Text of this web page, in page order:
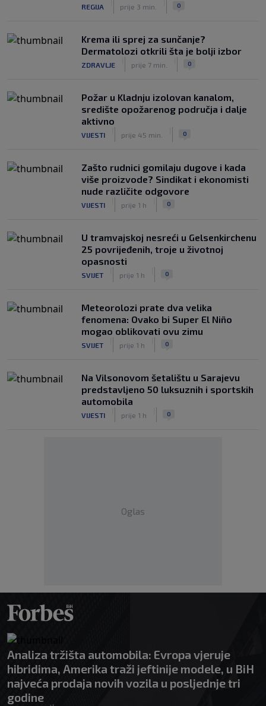
REGIJA prije 3 min. 0
Krema ili sprej za sunčanje?
Dermatolozi otkrili šta je bolji izbor
ZDRAVLJE prije 7 min. 0
Požar u Kladnju izolovan kanalom,
središte opožarenog područja i dalje
aktivno
VIJESTI prije 45 min. 0
Zašto rudnici gomilaju dugove i kada
više proizvode? Sindikat i ekonomisti
nude različite odgovore
VIJESTI prije 1 h 0
U tramvajskoj nesreći u Gelsenkirchenu
25 povrijeđenih, troje u životnoj
opasnosti
SVIJET prije 1 h 0
Meteorolozi prate dva velika
fenomena: Ovako bi Super El Niño
mogao oblikovati ovu zimu
SVIJET prije 1 h 0
Na Vilsonovom šetalištu u Sarajevu
predstavljeno 50 luksuznih i sportskih
automobila
VIJESTI prije 1 h 0
Oglas
Analiza tržišta automobila: Evropa vjeruje
hibridima, Amerika traži jeftinije modele, u BiH
najveća prodaja novih vozila u posljednje tri
godine